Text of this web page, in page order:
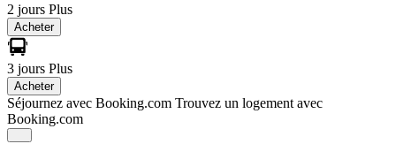
2 jours Plus
Acheter
3 jours Plus
Acheter
Séjournez avec Booking.com Trouvez un logement avec
Booking.com